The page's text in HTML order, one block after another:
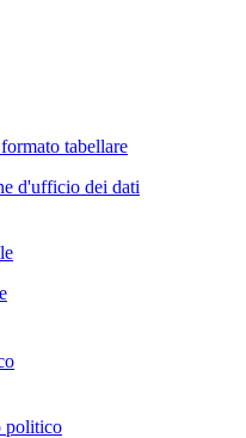
tabellare
d'ufficio dei dati
politico